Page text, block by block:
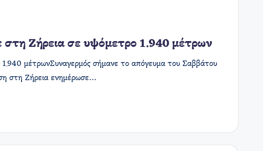
στη Ζήρεια σε υψόμετρο 1.940 μέτρων
μέτρωνΣυναγερμός σήμανε το απόγευμα του Σαββάτου
στη Ζήρεια ενημέρωσε…